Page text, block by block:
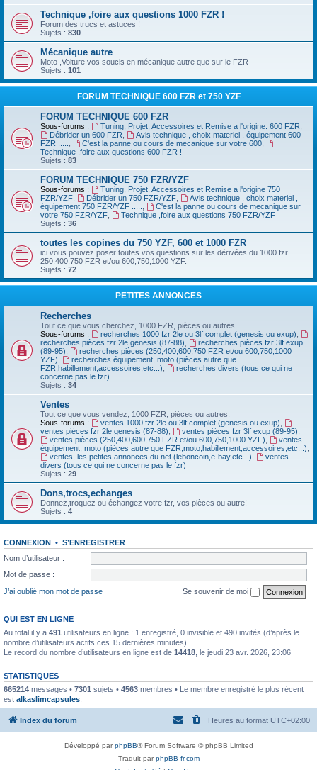
Technique ,foire aux questions 1000 FZR !
Forum des trucs et astuces !
Sujets : 830
Mécanique autre
Moto ,Voiture vos soucis en mécanique autre que sur le FZR
Sujets : 101
FORUM TECHNIQUE 600 FZR et 750 YZF
FORUM TECHNIQUE 600 FZR
Sous-forums : Tuning, Projet, Accessoires et Remise a l'origine. 600 FZR
Débrider un 600 FZR
Avis technique , choix materiel , équipement 600
FZR .....
C'est la panne ou cours de mecanique sur votre 600,
Technique ,foire aux questions 600 FZR !
Sujets : 83
FORUM TECHNIQUE 750 FZR/YZF
Sous-forums :
Tuning, Projet, Accessoires et Remise a l'origine 750
FZR/YZF
Débrider un 750 FZR/YZF,
Avis technique , choix materiel ,
équipement 750 FZR/YZF .....
C'est la panne ou cours de mecanique sur
votre 750 FZR/YZF
Technique ,foire aux questions 750 FZR/YZF
Sujets : 36
toutes les copines du 750 YZF, 600 et 1000 FZR
ici vous pouvez poser toutes vos questions sur les dérivées du 1000 fzr.
250,400,750 FZR et/ou 600,750,1000 YZF.
Sujets : 72
PETITES ANNONCES
Recherches
Tout ce que vous cherchez, 1000 FZR, pièces ou autres.
Sous-forums :
recherches 1000 fzr 2le ou 3lf complet (genesis ou exup)
recherches pièces fzr 2le genesis (87-88)
recherches pièces fzr 3lf exup
(89-95)
recherches pièces (250,400,600,750 FZR et/ou 600,750,1000
YZF)
recherches équipement, moto (pièces autre que
FZR,habillement,accessoires,etc...)
recherches divers (tous ce qui ne
concerne pas le fzr)
Sujets : 34
Ventes
Tout ce que vous vendez, 1000 FZR, pièces ou autres.
Sous-forums :
ventes 1000 fzr 2le ou 3lf complet (genesis ou exup)
ventes pièces fzr 2le genesis (87-88)
ventes pièces fzr 3lf exup (89-95)
ventes pièces (250,400,600,750 FZR et/ou 600,750,1000 YZF)
ventes
équipement, moto (pièces autre que FZR,moto,habillement,accessoires,etc...)
ventes, les petites annonces du net (leboncoin,e-bay,etc...)
ventes
divers (tous ce qui ne concerne pas le fzr)
Sujets : 29
Dons,trocs,echanges
Donnez,troquez ou échangez votre fzr, vos pièces ou autre!
Sujets : 4
CONNEXION • S’ENREGISTRER
Nom d’utilisateur :
Mot de passe :
J’ai oublié mon mot de passe
Se souvenir de moi
QUI EST EN LIGNE
Au total il y a 491 utilisateurs en ligne : 1 enregistré, 0 invisible et 490 invités (d’après le
nombre d’utilisateurs actifs ces 15 dernières minutes)
Le record du nombre d’utilisateurs en ligne est de 14418 , le jeudi 23 avr. 2026, 23:06
STATISTIQUES
665214 messages • 7301 sujets • 4563 membres • Le membre enregistré le plus récent
est alkaslimcapsules
Index du forum Heures au format UTC+02:00
Développé parphpBB® Forum Software © phpBB Limited
Traduit parphpBB-fr.com